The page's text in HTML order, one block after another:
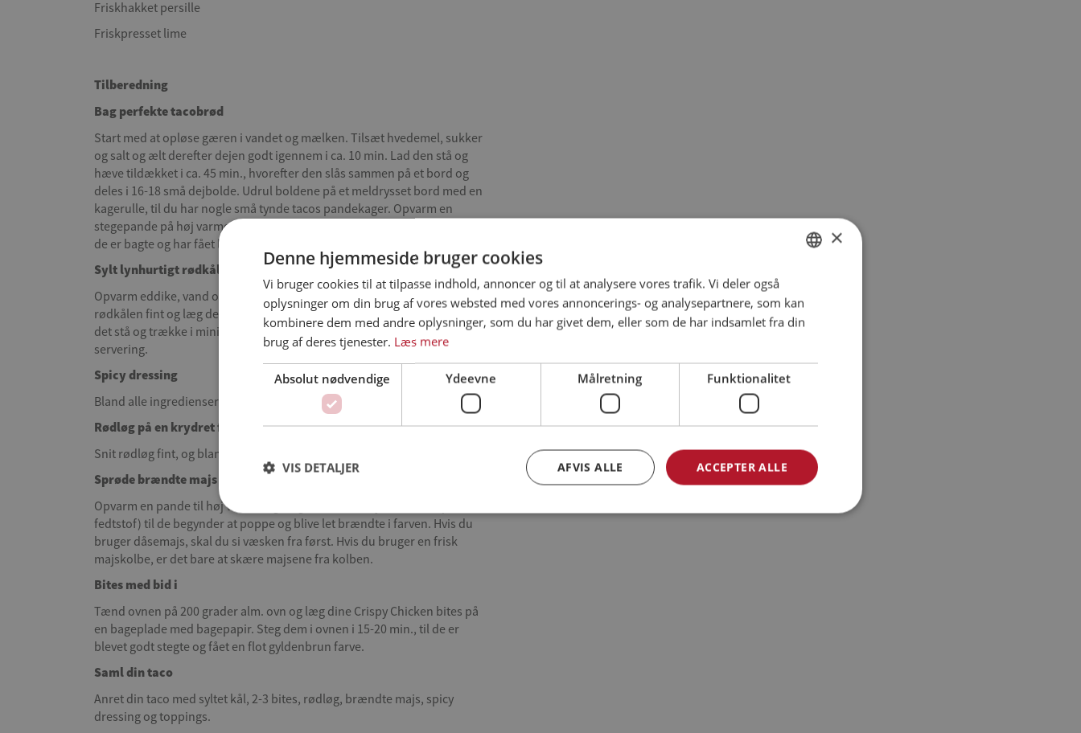
Friskhakket persille
Friskpresset lime
Tilberedning
Bag perfekte tacobrød
Start med at opløse gæren i vandet og mælken. Tilsæt hvedemel, sukker
og salt og ælt derefter dejen godt igennem i ca. 10 min. Lad den stå og
hæve tildækket i ca. 45 min., hvorefter den slås sammen på et bord og
deles i 16-18 små dejbolde. Udrul boldene på et meldrysset bord med en
kagerulle, til du har nogle små tynde tacos pandekager. Opvarm en
stegepande på høj varme, og steg dine pandekager direkte på panden til
de er bagte og har fået lidt brændt skorpe på begge sider.
Sylt lynhurtigt rødkål
Opvarm eddike, vand og sukker i en gryde til det begynder at koge. Snit
rødkålen fint og læg det i en skål, og hæld den varme lage henover. Lad
det stå og trække i minimum 15 min. Si lagen fra og din rødkål er klar til
servering.
Spicy dressing
Bland alle ingredienserne i en skål.
Rødløg på en krydret facon
Snit rødløg fint, og bland det med cayenne peber og saften fra en hel lime
Sprøde brændte majs
Opvarm en pande til høj varme, og steg dine hele majskerner herpå (uden
fedtstof) til de begynder at poppe og blive let brændte i farven. Hvis du
bruger dåsemajs, skal du si væsken fra først. Hvis du bruger en frisk
majskolbe, er det bare at skære majsene fra kolben.
Bites med bid i
Tænd ovnen på 200 grader alm. ovn og læg dine Crispy Chicken bites på
en bageplade med bagepapir. Steg dem i ovnen i 15-20 min., til de er
blevet godt stegte og fået en flot gyldenbrun farve.
Saml din taco
Anret din taco med syltet kål, 2-3 bites, rødløg, brændte majs, spicy
dressing og toppings.
ENGLISH
GERMAN
×
Denne hjemmeside bruger cookies
Vi bruger cookies til at tilpasse indhold, annoncer og til at analysere vores trafik. Vi deler også
oplysninger om din brug af vores websted med vores annoncerings- og analysepartnere, som kan
kombinere dem med andre oplysninger, som du har givet dem, eller som de har indsamlet fra din
brug af deres tjenester. Læs mere
Absolut nødvendige Ydeevne Målretning Funktionalitet
ACCEPTER ALLE
AFVIS ALLE
VIS DETALJER